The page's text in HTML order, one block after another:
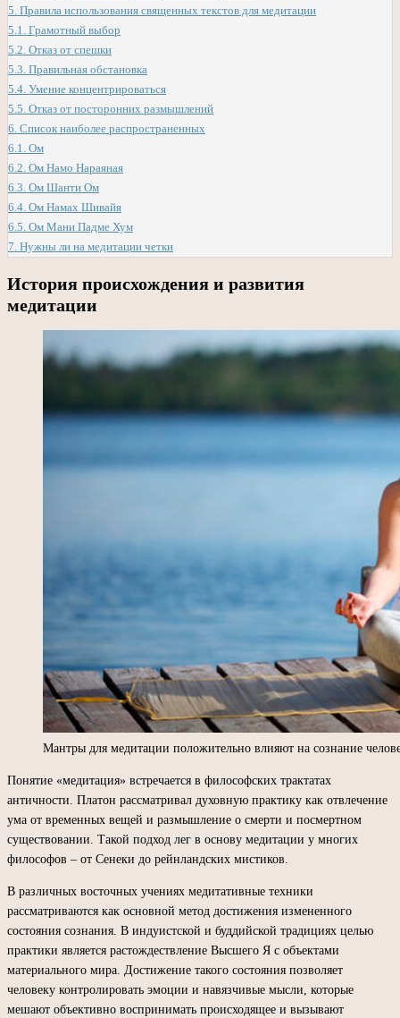
5. Правила использования священных текстов для медитации
5.1. Грамотный выбор
5.2. Отказ от спешки
5.3. Правильная обстановка
5.4. Умение концентрироваться
5.5. Отказ от посторонних размышлений
6. Список наиболее распространенных
6.1. Ом
6.2. Ом Намо Нараяная
6.3. Ом Шанти Ом
6.4. Ом Намах Шивайя
6.5. Ом Мани Падме Хум
7. Нужны ли на медитации четки
История происхождения и развития
медитации
Мантры для медитации положительно влияют на сознание
Понятие «медитация» встречается в философских трактатах
античности. Платон рассматривал духовную практику как отвлечение
ума от временных вещей и размышление о смерти и посмертном
существовании. Такой подход лег в основу медитации у многих
философов – от Сенеки до рейнландских мистиков.
В различных восточных учениях медитативные техники
рассматриваются как основной метод достижения измененного
состояния сознания. В индуистской и буддийской традициях целью
практики является растождествление Высшего Я с объектами
материального мира. Достижение такого состояния позволяет
человеку контролировать эмоции и навязчивые мысли, которые
мешают объективно воспринимать происходящее и вызывают